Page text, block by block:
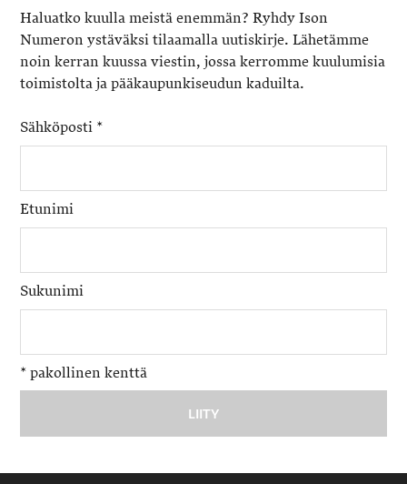
Haluatko kuulla meistä enemmän? Ryhdy Ison
Numeron ystäväksi tilaamalla uutiskirje. Lähetämme
noin kerran kuussa viestin, jossa kerromme kuulumisia
toimistolta ja pääkaupunkiseudun kaduilta.
Sähköposti *
Etunimi
Sukunimi
* pakollinen kenttä